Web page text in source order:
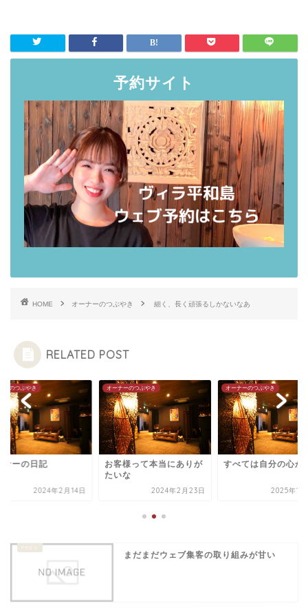
予約サイト
HOME オーナーのつぶやき 細く、長く頑張るしかないなあ
RELATED POST
ーのつぶやき
ナーの日記
2024年2月14日
オーナーのつぶやき
お客様って本当にありが
たいな
2024年2月23日
オーナーのつぶやき
すべては自分の心か
2025年12
まだまだウェブ集客の取り組みが甘い